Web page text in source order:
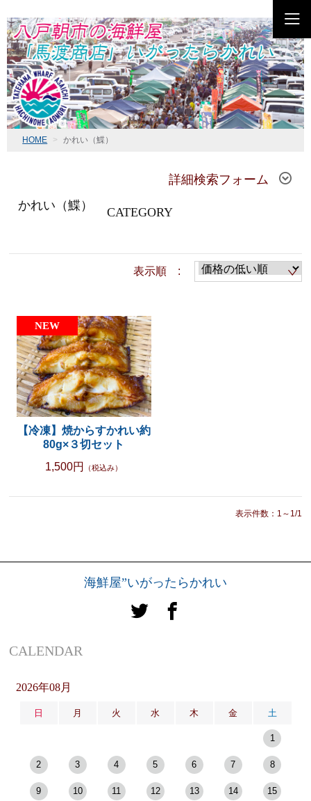
HOME かれい（鰈）
詳細検索フォーム
CATEGORY
かれい（鰈）
表示順 :
【冷凍】焼からすかれい約
80g×３切セット
1,500円
（税込み）
表示件数：1～1/1
海鮮屋”いがったらかれい
CALENDAR
2026年08月
日 月 火 水 木 金 土
1
2 3 4 5 6 7 8
9 10 11 12 13 14 15